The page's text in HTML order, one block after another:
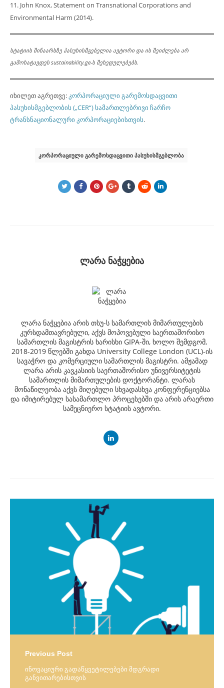
11. John Knox, Statement on Transnational Corporations and
Environmental Harm (2014).
სტატიის შინაარსზე პასუხისმგებელია ავტორი და ის შეიძლება არ
გამოხატავდეს sustainability.ge-ს შეხედულებებს.
იხილეთ აგრეთვე:კორპორაციული გარემოსდაცვითი
პასუხისმგებლობის („CER“) სამართლებრივი ჩარჩო
ტრანსნაციონალური კორპორაციებისთვის.
ᲙᲝᲠᲞᲝᲠᲐᲪᲘᲣᲚᲘ ᲒᲐᲠᲔᲛᲝᲡᲓᲐᲪᲕᲘᲗᲘ ᲞᲐᲡᲣᲮᲘᲡᲛᲒᲔᲑᲚᲝᲑᲐ
ლარა ნაჭყებია
ლარა ნაჭყებია არის თსუ-ს სამართლის მიმართულების
კურსდამთავრებული, აქვს მოპოვებული საერთაშორისო
სამართლის მაგისტრის ხარისხი GIPA-ში, ხოლო შემდგომ,
2018-2019 წლებში გახდა University College London (UCL)-ის
სავაჭრო და კომერციული სამართლის მაგისტრი. ამჟამად
ლარა არის კავკასიის საერთაშორისო უნივერსიტეტის
სამართლის მიმართულების დოქტორანტი. ლარას
მონაწილეობა აქვს მიღებული სხვადასხვა კონფერენციებსა
და იმიტირებულ სასამართლო პროცესებში და არის არაერთი
სამეცნიერო სტატიის ავტორი.
navigation
Previous Post
ინოვაციური გადაწყვეტილებები მდგრადი
განვითარებისთვის